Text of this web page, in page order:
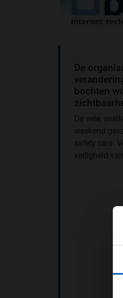
De
bochten
De vele,
weekend
safety cars.
veiligheid